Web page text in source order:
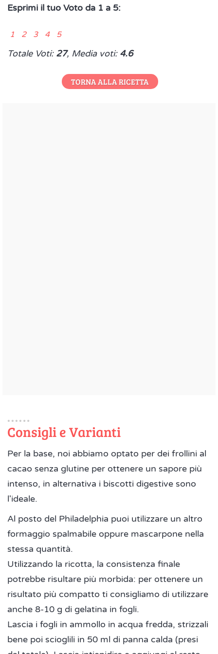
Esprimi il tuo Voto da 1 a 5:
1 2 3 4 5
Totale Voti: 27, Media voti: 4.6
TORNA ALLA RICETTA
Consigli e Varianti
Per la base, noi abbiamo optato per dei frollini al
cacao senza glutine per ottenere un sapore più
intenso, in alternativa i biscotti digestive sono
l'ideale.
Al posto del Philadelphia puoi utilizzare un altro
formaggio spalmabile oppure mascarpone nella
stessa quantità.
Utilizzando la ricotta, la consistenza finale
potrebbe risultare più morbida: per ottenere un
risultato più compatto ti consigliamo di utilizzare
anche 8-10 g di gelatina in fogli.
Lascia i fogli in ammollo in acqua fredda, strizzali
bene poi scioglili in 50 ml di panna calda (presi